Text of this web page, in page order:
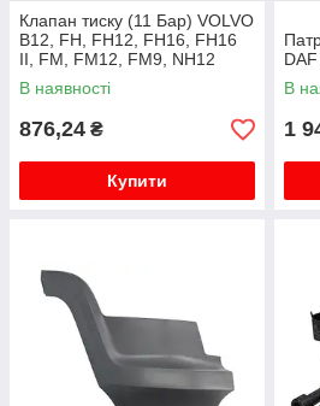
Клапан тиску (11 Бар) VOLVO
B12, FH, FH12, FH16, FH16
II, FM, FM12, FM9, NH12
01.92-
В наявності
876,24 ₴
Купити
В
1